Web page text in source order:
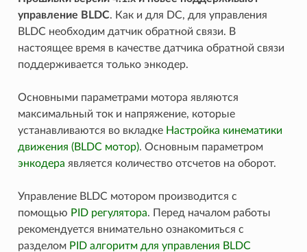
управление BLDC. Как и для DC, для управления
BLDC необходим датчик обратной связи. В
настоящее время в качестве датчика обратной связи
поддерживается только энкодер.
Основными параметрами мотора являются
максимальный ток и напряжение, которые
устанавливаются во вкладке Настройка кинематики
движения (BLDC мотор). Основным параметром
энкодера является количество отсчетов на оборот.
Управление BLDC мотором производится с
помощью PID регулятора. Перед началом работы
рекомендуется внимательно ознакомиться с
разделом PID алгоритм для управления BLDC